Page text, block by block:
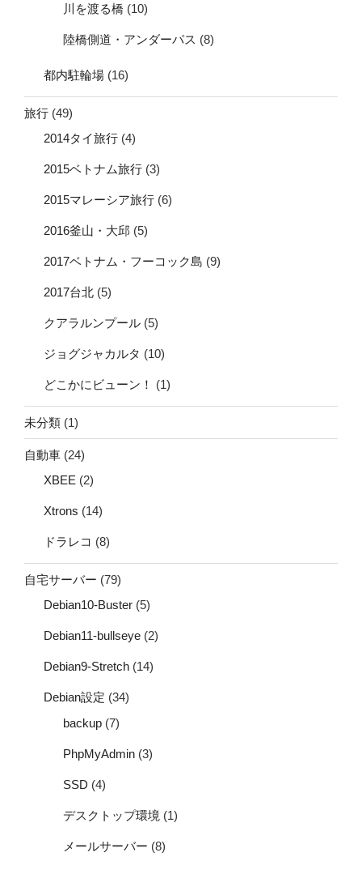
川を渡る橋 (10)
陸橋側道・アンダーパス (8)
都内駐輪場 (16)
旅行 (49)
2014タイ旅行 (4)
2015ベトナム旅行 (3)
2015マレーシア旅行 (6)
2016釜山・大邱 (5)
2017ベトナム・フーコック島 (9)
2017台北 (5)
クアラルンプール (5)
ジョグジャカルタ (10)
どこかにビューン！ (1)
未分類 (1)
自動車 (24)
XBEE (2)
Xtrons (14)
ドラレコ (8)
自宅サーバー (79)
Debian10-Buster (5)
Debian11-bullseye (2)
Debian9-Stretch (14)
Debian設定 (34)
backup (7)
PhpMyAdmin (3)
SSD (4)
デスクトップ環境 (1)
メールサーバー (8)